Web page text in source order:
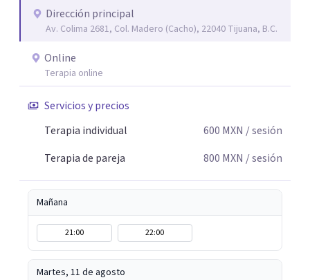
escuchada. Si pudiste conectar con algo de esto,
mándame un mensaje y comencemos juntos a trabajar en
Dirección principal
Av. Colima 2681, Col. Madero (Cacho), 22040 Tijuana, B.C.
Online
Terapia online
Servicios y precios
Terapia individual
600 MXN / sesión
Terapia de pareja
800 MXN / sesión
Mañana
21:00 22:00
Martes, 11 de agosto